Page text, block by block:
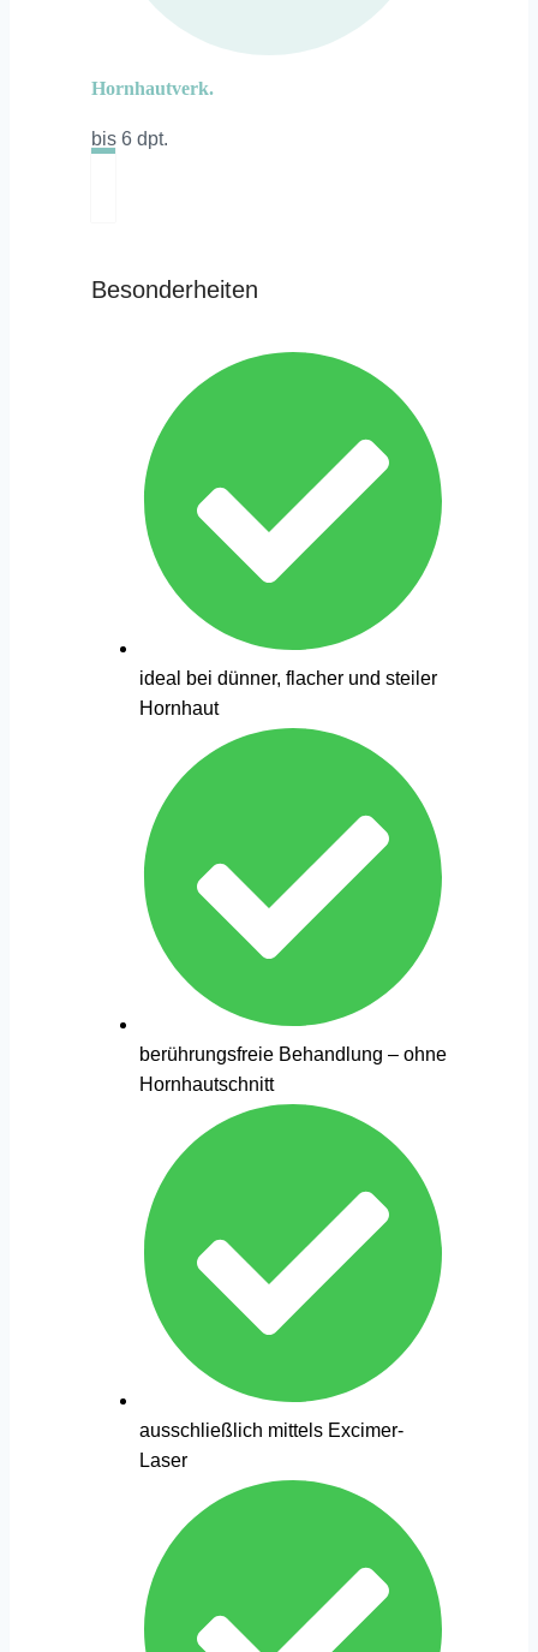
Hornhautverk.
bis 6 dpt.
Besonderheiten
ideal bei dünner, flacher und steiler
Hornhaut
berührungsfreie Behandlung – ohne
Hornhautschnitt
ausschließlich mittels Excimer-
Laser